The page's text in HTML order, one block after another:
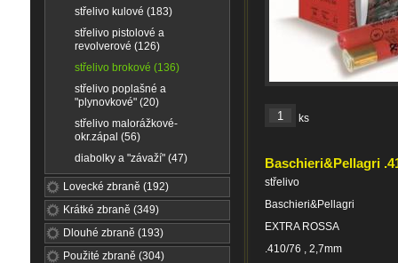
střelivo kulové (183)
střelivo pistolové a
revolverové (126)
střelivo brokové (136)
střelivo poplašné a
"plynovkové" (20)
střelivo malorážkové-
okr.zápal (56)
diabolky a "závaží" (47)
Lovecké zbraně (192)
Krátké zbraně (349)
Dlouhé zbraně (193)
Použité zbraně (304)
ks
Baschieri&Pellagri
střelivo
Baschieri&Pellagri
EXTRA ROSSA
.410/76 , 2,7mm